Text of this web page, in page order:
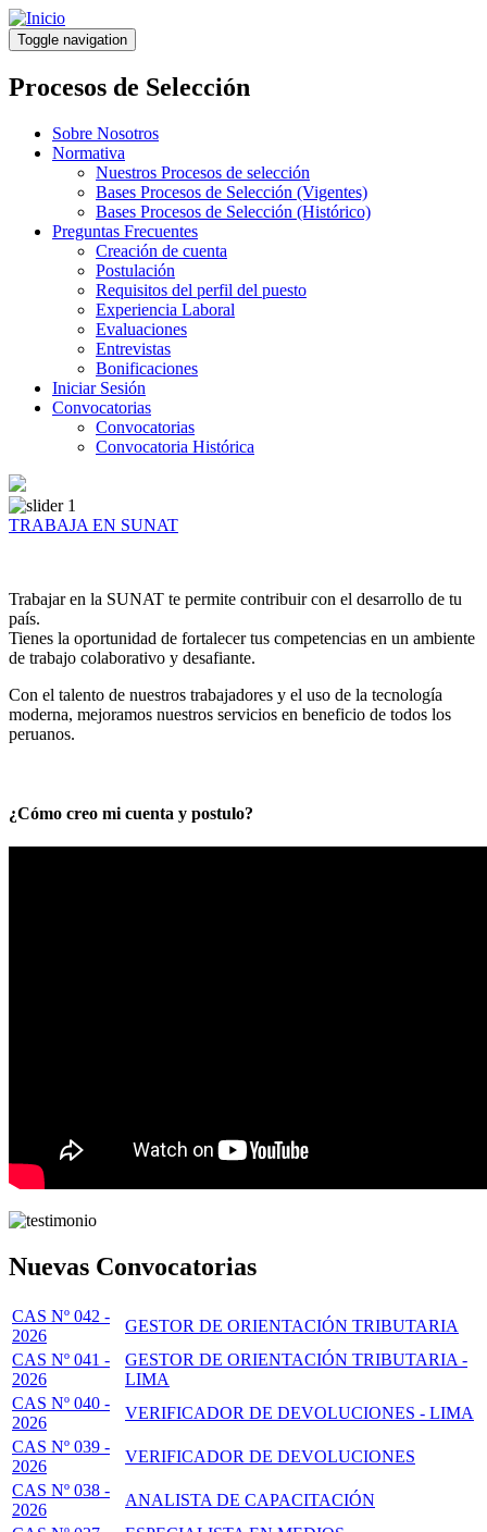
Pasar
al
contenido
principal
Toggle navigation
Procesos de Selección
Sobre Nosotros
Normativa
Nuestros Procesos de selección
Bases Procesos de Selección (Vigentes)
Bases Procesos de Selección (Histórico)
Preguntas Frecuentes
Creación de cuenta
Postulación
Requisitos del perfil del puesto
Experiencia Laboral
Evaluaciones
Entrevistas
Bonificaciones
Iniciar Sesión
Convocatorias
Convocatorias
Convocatoria Histórica
TRABAJA EN SUNAT
Trabajar en la SUNAT te permite contribuir con el desarrollo de tu
país.
Tienes la oportunidad de fortalecer tus competencias en un ambiente
de trabajo colaborativo y desafiante.
Con el talento de nuestros trabajadores y el uso de la tecnología
moderna, mejoramos nuestros servicios en beneficio de todos los
peruanos.
¿Cómo creo mi cuenta y postulo?
Nuevas Convocatorias
CAS Nº 042 -
2026
GESTOR DE ORIENTACIÓN TRIBUTARIA
CAS Nº 041 -
2026
GESTOR DE ORIENTACIÓN TRIBUTARIA -
LIMA
CAS Nº 040 -
2026
VERIFICADOR DE DEVOLUCIONES - LIMA
CAS Nº 039 -
2026
VERIFICADOR DE DEVOLUCIONES
CAS Nº 038 -
2026
ANALISTA DE CAPACITACIÓN